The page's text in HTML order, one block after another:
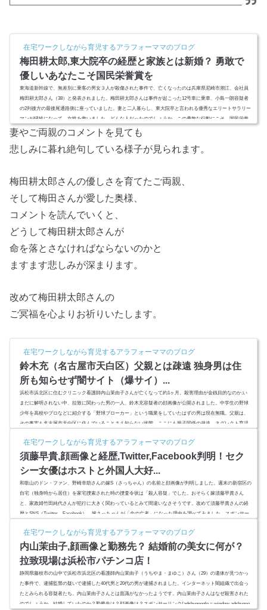
在宅ワークしながら育児するアラフォーママのブログ
梅田耕太郎,東大院卒の経歴と家族とは新婚？ 勇敢で
優しいあなたこそ国民栄誉賞を
東海道新幹線で、無差別に乗客の男女３人が殺傷された事件で、亡くなったのは兵庫県尼崎市潮江、会社員
梅田耕太郎さん（38）と発表されました。梅田耕太郎さんは事件が起こった12号車に乗車、小島一朗容疑者
の2列後方の最後尾通路側に座っていました。妻と二人暮らし、東大院卒と言われる優秀なエリートサラリー
マンが犠牲になって、女性を救いました。どんな人だったのでしょうか。この勇敢な行動にこそ、国民栄誉
賞をという声もあります。スポンサーリンク(adsbygoogle = window.adsbygoogle || ).push({});梅田耕太郎,東大
院卒の経...
妻やご両親のコメントを見ても
悲しみに暮れ絶句している様子が見られます。
梅田耕太郎さんの優しさを育てたご両親、
そして梅田さんが愛した奥様、
コメントを読んでいくと、
どうして梅田耕太郎さんが
命を落とさなければならないのかと
ますます悲しみが深まります。
改めて梅田耕太郎さんの
ご冥福を心よりお祈りいたします。
在宅ワークしながら育児するアラフォーママのブログ
鈴木充（名古屋市天白区）父親とは疎遠 独身男は住
所も知らせず闇サイト（爆サイ）...
浜松市浜北区に住むクリニック看護師内山茉由子さんが亡くなって約1ヶ月。殺害理由が金銭目的なのか,い
まだに解明されない中、拉致に関わった男の一人、鈴木充容疑者の顔画像が公開されました。中学生の野球
少年を高校やプロなどに紹介する「野球ブローカー」という職業をしていたはずの男は現在無職。父親は、
その事実も名古屋市天白区に住んでいることさえ知らない状態。ここにも親子関係の疎遠、ネグレクト育児
は疎遠浜松...
在宅ワークしながら育児するアラフォーママのブログ
須藤早貴,顔画像と経歴,Twitter,Facebook判明！セク
シー女優はホストと外国人大好...
和歌山のドン・ファン、野崎幸助さんの嫁S（さっちゃん）の名前と顔画像が判明しました。週末の新宿区の
自宅（独身時から居住）を家宅捜索された時の捜査令状は「殺人容疑」でした。おそらく嫁須藤早貴さん
と、家政婦竹田純代さんが犯行に大きく関わっているとみて間違いなさそうです。改めて須藤早貴さんの経
歴とSNS（Twitter、Facebook）、嫁さっちゃんが「金の亡者」になった理由を調べてみました。スポンサー
ちゃんこと...
在宅ワークしながら育児するアラフォーママのブログ
内山茉由子,顔画像と勤務先？ 結婚前の美女に何が？
拉致現場は浜松市パチンコ店！
静岡県藤枝市の山中で浜松市浜北区の看護師内山茉由子（うちやま・まゆこ）さん（29）の遺体が見つかっ
た事件で、逮捕監禁の疑いで逮捕した40代男と20代の男が逮捕されました。インターネット闇組織で出会っ
たとみられる容疑者たち。内山茉由子さんとは面識がなかったようです。内山茉由子さんはなぜ殺害された
のでしょうか。結婚していたのか？勤務先は？顔画像は？スポンサーリンク(adsbygoogle = window.adsbygoo